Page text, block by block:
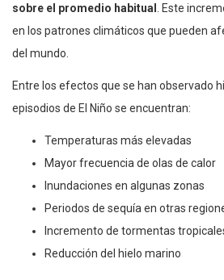
sobre el promedio habitual
. Este
en los patrones climáticos que pueden
del mundo.
Entre los efectos que se han observado
episodios de El Niño se encuentran:
Temperaturas más elevadas
Mayor frecuencia de olas de calor
Inundaciones en algunas zonas
Periodos de sequía en otras
Incremento de tormentas
Reducción del hielo marino